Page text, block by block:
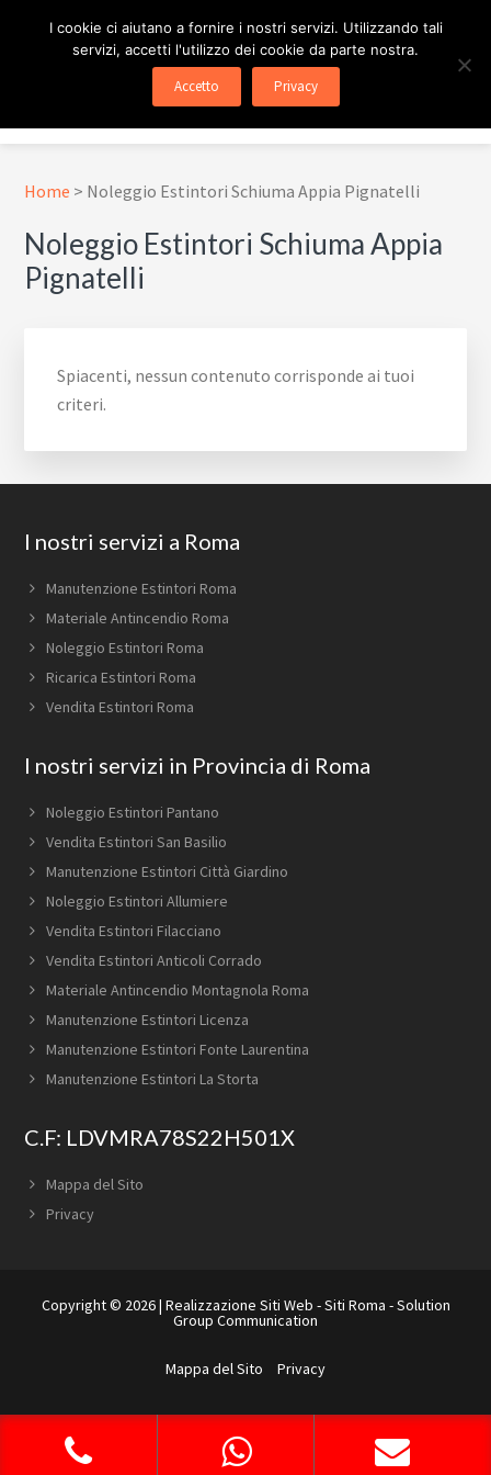
pagina
ESTINTORE ROMA
In Tutta Roma E Provincia
Menu
Home > Noleggio Estintori Schiuma Appia Pignatelli
Noleggio Estintori Schiuma Appia
Pignatelli
Spiacenti, nessun contenuto corrisponde ai tuoi
criteri.
Footer
I nostri servizi a Roma
Manutenzione Estintori Roma
Materiale Antincendio Roma
Noleggio Estintori Roma
Ricarica Estintori Roma
Vendita Estintori Roma
I nostri servizi in Provincia di Roma
Noleggio Estintori Pantano
Vendita Estintori San Basilio
Manutenzione Estintori Città Giardino
Noleggio Estintori Allumiere
Vendita Estintori Filacciano
Vendita Estintori Anticoli Corrado
Materiale Antincendio Montagnola Roma
Manutenzione Estintori Licenza
Manutenzione Estintori Fonte Laurentina
Manutenzione Estintori La Storta
C.F: LDVMRA78S22H501X
Mappa del Sito
Privacy
Copyright © 2026 | Realizzazione Siti Web -Siti Roma -Solution
Group Communication
Mappa del Sito Privacy
I cookie ci aiutano a fornire i nostri servizi. Utilizzando tali
servizi, accetti l'utilizzo dei cookie da parte nostra.
Accetto Privacy